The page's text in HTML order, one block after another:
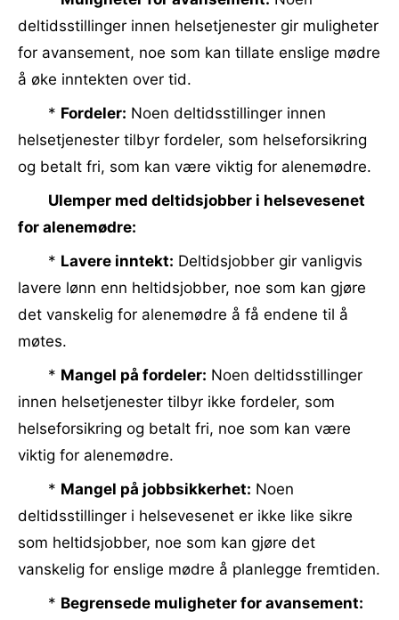
deltidsstillinger innen helsetjenester gir muligheter
for avansement, noe som kan tillate enslige mødre
å øke inntekten over tid.
* Fordeler: Noen deltidsstillinger innen
helsetjenester tilbyr fordeler, som helseforsikring
og betalt fri, som kan være viktig for alenemødre.
Ulemper med deltidsjobber i helsevesenet
for alenemødre:
* Lavere inntekt: Deltidsjobber gir vanligvis
lavere lønn enn heltidsjobber, noe som kan gjøre
det vanskelig for alenemødre å få endene til å
møtes.
* Mangel på fordeler: Noen deltidsstillinger
innen helsetjenester tilbyr ikke fordeler, som
helseforsikring og betalt fri, noe som kan være
viktig for alenemødre.
* Mangel på jobbsikkerhet: Noen
deltidsstillinger i helsevesenet er ikke like sikre
som heltidsjobber, noe som kan gjøre det
vanskelig for enslige mødre å planlegge fremtiden.
* Begrensede muligheter for avansement: